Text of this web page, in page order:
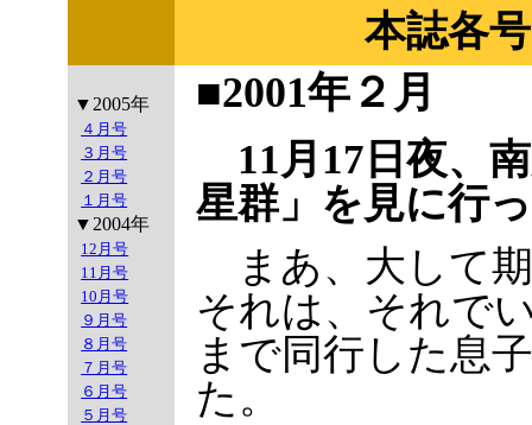
本誌各
▼2005年
４月号
３月号
２月号
１月号
▼2004年
12月号
11月号
10月号
９月号
８月号
７月号
６月号
５月号
■2001年２月
11月17日夜、
星群」を見に行
まあ、大して
それは、それで
まで同行した息
た。